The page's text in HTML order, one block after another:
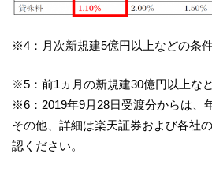
※4：月次新規建5億円以上などの条件
※5：前1ヵ月の新規建30億円以上な
※6：2019年9月28日受渡分からは、
その他、詳細は楽天証券および各社
認ください。